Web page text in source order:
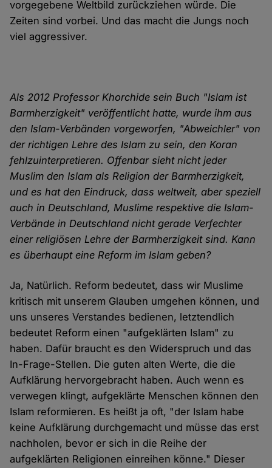
vorgegebene Weltbild zurückziehen würde. Die
Zeiten sind vorbei. Und das macht die Jungs noch
viel aggressiver.
Als 2012 Professor Khorchide sein Buch "Islam ist
Barmherzigkeit" veröffentlicht hatte, wurde ihm aus
den Islam-Verbänden vorgeworfen, "Abweichler" von
der richtigen Lehre des Islam zu sein, den Koran
fehlzuinterpretieren. Offenbar sieht nicht jeder
Muslim den Islam als Religion der Barmherzigkeit,
und es hat den Eindruck, dass weltweit, aber speziell
auch in Deutschland, Muslime respektive die Islam-
Verbände in Deutschland nicht gerade Verfechter
einer religiösen Lehre der Barmherzigkeit sind. Kann
es überhaupt eine Reform im Islam geben?
Ja, Natürlich. Reform bedeutet, dass wir Muslime
kritisch mit unserem Glauben umgehen können, und
uns unseres Verstandes bedienen, letztendlich
bedeutet Reform einen "aufgeklärten Islam" zu
haben. Dafür braucht es den Widerspruch und das
In-Frage-Stellen. Die guten alten Werte, die die
Aufklärung hervorgebracht haben. Auch wenn es
verwegen klingt, aufgeklärte Menschen können den
Islam reformieren. Es heißt ja oft, "der Islam habe
keine Aufklärung durchgemacht und müsse das erst
nachholen, bevor er sich in die Reihe der
aufgeklärten Religionen einreihen könne." Dieser